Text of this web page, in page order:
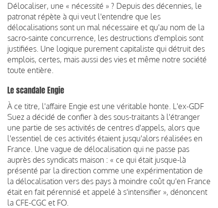
Délocaliser, une « nécessité » ? Depuis des décennies, le
patronat répète à qui veut l'entendre que les
délocalisations sont un mal nécessaire et qu'au nom de la
sacro-sainte concurrence, les destructions d'emplois sont
justifiées. Une logique purement capitaliste qui détruit des
emplois, certes, mais aussi des vies et même notre société
toute entière.
Le scandale Engie
À ce titre, l'affaire Engie est une véritable honte. L'ex-GDF
Suez a décidé de confier à des sous-traitants à l'étranger
une partie de ses activités de centres d'appels, alors que
l'essentiel de ces activités étaient jusqu'alors réalisées en
France. Une vague de délocalisation qui ne passe pas
auprès des syndicats maison : « ce qui était jusque-là
présenté par la direction comme une expérimentation de
la délocalisation vers des pays à moindre coût qu'en France
était en fait pérennisé et appelé à s'intensifier », dénoncent
la CFE-CGC et FO.